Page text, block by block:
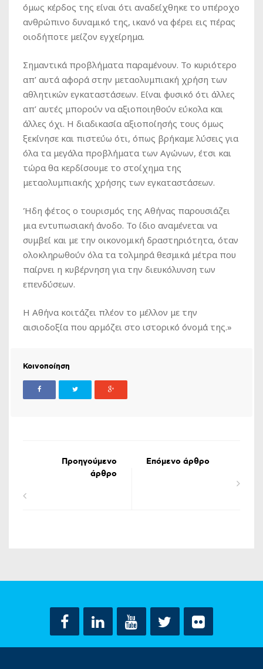
όμως κέρδος της είναι ότι αναδείχθηκε το υπέροχο
ανθρώπινο δυναμικό της, ικανό να φέρει εις πέρας
οιοδήποτε μείζον εγχείρημα.
Σημαντικά προβλήματα παραμένουν. Το κυριότερο
απ’ αυτά αφορά στην μεταολυμπιακή χρήση των
αθλητικών εγκαταστάσεων. Είναι φυσικό ότι άλλες
απ’ αυτές μπορούν να αξιοποιηθούν εύκολα και
άλλες όχι. Η διαδικασία αξιοποίησής τους όμως
ξεκίνησε και πιστεύω ότι, όπως βρήκαμε λύσεις για
όλα τα μεγάλα προβλήματα των Αγώνων, έτσι και
τώρα θα κερδίσουμε το στοίχημα της
μεταολυμπιακής χρήσης των εγκαταστάσεων.
Ήδη φέτος ο τουρισμός της Αθήνας παρουσιάζει
μια εντυπωσιακή άνοδο. Το ίδιο αναμένεται να
συμβεί και με την οικονομική δραστηριότητα, όταν
ολοκληρωθούν όλα τα τολμηρά θεσμικά μέτρα που
παίρνει η κυβέρνηση για την διευκόλυνση των
επενδύσεων.
Η Αθήνα κοιτάζει πλέον το μέλλον με την
αισιοδοξία που αρμόζει στο ιστορικό όνομά της.»
Κοινοποίηση
Προηγούμενο
άρθρο
Επόμενο άρθρο